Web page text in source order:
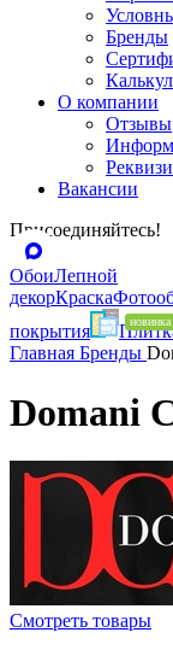
Бренды
О компании
Отзывы
Вакансии
Присоединяйтесь!
ОбоиЛепной
декорКраска
покрытия
Главная Бренды
Domani
Смотреть товары